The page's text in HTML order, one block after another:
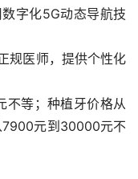
字化5G动态导航技
规医师，提供个性化
不等；种植牙价格从
7900元到30000元不